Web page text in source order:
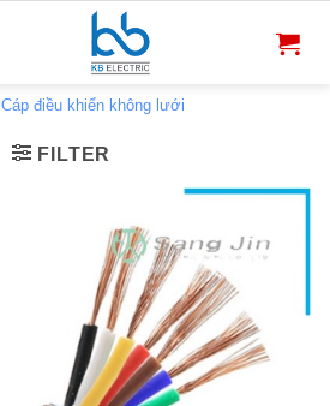
Cáp điều khiển không lưới
FILTER